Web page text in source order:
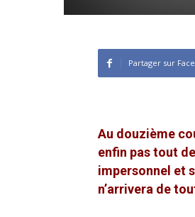
Partager sur
Au douzième
enfin pas tout
impersonnel et
n’arrivera de